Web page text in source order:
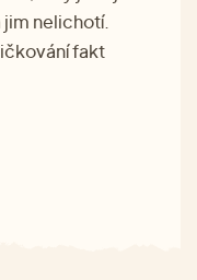
nelichotí.
fakt